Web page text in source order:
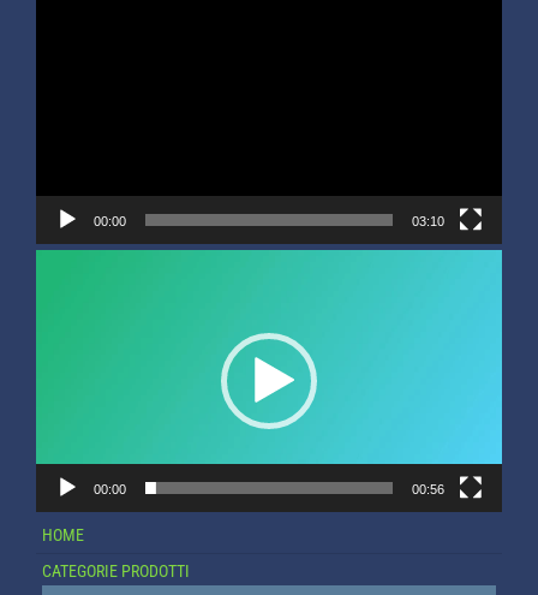
00:00 03:10
00:00 00:56
HOME
CATEGORIE PRODOTTI